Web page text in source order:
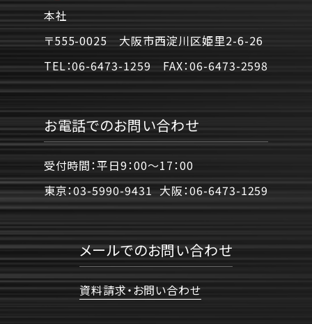
本社
〒555-0025 大阪市西淀川区姫里2-6-26
TEL：06-6473-1259 FAX：06-6473-2598
お電話でのお問い合わせ
受付時間：平日9：00〜17：00
東京：03-5990-9431 大阪：06-6473-1259
メールでのお問い合わせ
資料請求・お問い合わせ